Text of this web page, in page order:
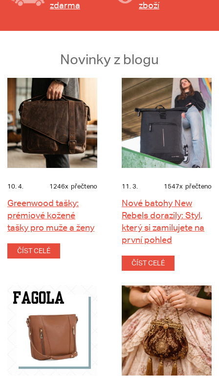
zdarma zboží
Novinky z blogu
10. 4. 1246x přečteno
Greenwood tašky:
prémiové kožené
tašky pro muže a ženy
ČÍST CELÉ
11. 3. 1547x přečteno
Nové batohy New
Rebels dorazily: Styl,
který si zamilujete na
první pohled
ČÍST CELÉ